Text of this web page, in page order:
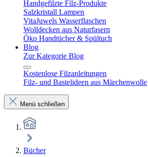
Handgefilzte Filz-Produkte
Salzkristall Lampen
VitaJuwels Wasserflaschen
Wolldecken aus Naturfasern
Öko Handtücher & Spültuch
Blog
Zur Kategorie Blog
Kostenlose Filzanleitungen
Filz- und Bastelideen aus Märchenwolle
Menü schließen
Bücher